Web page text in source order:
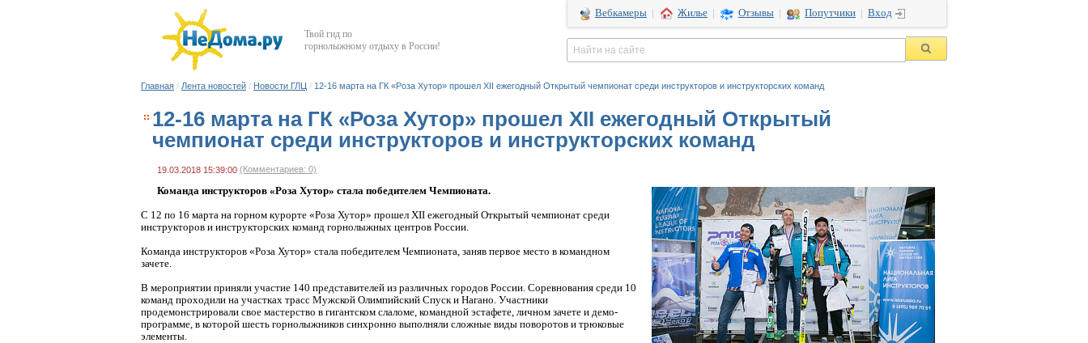
Твой гид по
горнолыжному отдыху в России!
Вебкамеры Жилье Отзывы Попутчики Вход
Главная / Лента новостей / Новости ГЛЦ / 12-16 марта на ГК «Роза Хутор» прошел ХII ежегодный Открытый чемпионат среди инструкторов и инструкторских команд
12-16 марта на ГК «Роза Хутор» прошел ХII ежегодный Открытый
чемпионат среди инструкторов и инструкторских команд
19.03.2018 15:39:00 (Комментариев: 0)
Команда инструкторов «Роза Хутор» стала победителем Чемпионата.
С 12 по 16 марта на горном курорте «Роза Хутор» прошел ХII ежегодный Открытый чемпионат среди
инструкторов и инструкторских команд горнолыжных центров России.
Команда инструкторов «Роза Хутор» стала победителем Чемпионата, заняв первое место в командном
зачете.
В мероприятии приняли участие 140 представителей из различных городов России. Соревнования среди 10
команд проходили на участках трасс Мужской Олимпийский Спуск и Нагано. Участники
продемонстрировали свое мастерство в гигантском слаломе, командной эстафете, личном зачете и демо-
программе, в которой шесть горнолыжников синхронно выполняли сложные виды поворотов и трюковые
элементы.